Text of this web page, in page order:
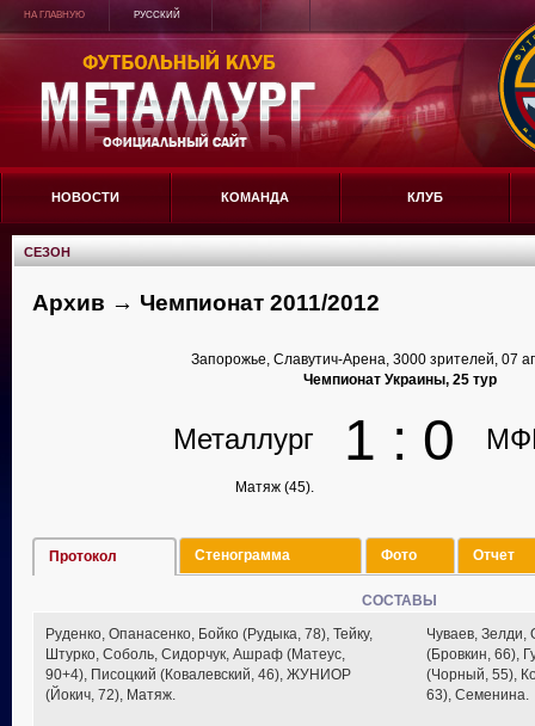
НА ГЛАВНУЮ РУССКИЙ
НОВОСТИ КОМАНДА КЛУБ
СЕЗОН
Архив → Чемпионат 2011/2012
Запорожье, Славутич-Арена, 3000 зрителей, 07
Чемпионат Украины, 25 тур
Металлург 1 : 0
Матяж (45).
Протокол Стенограмма Фото Отчет
СОСТАВЫ
Руденко, Опанасенко, Бойко (Рудыка, 78), Тейку,
Штурко, Соболь, Сидорчук, Ашраф (Матеус,
90+4), Писоцкий (Ковалевский, 46), ЖУНИОР
(Йокич, 72), Матяж.
Чуваев, Зелди,
(Бровкин, 66),
(Чорный, 55),
63), Семенина.